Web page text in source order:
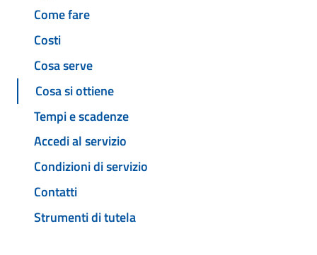
Come fare
Costi
Cosa serve
Cosa si ottiene
Tempi e scadenze
Accedi al servizio
Condizioni di servizio
Contatti
Strumenti di tutela